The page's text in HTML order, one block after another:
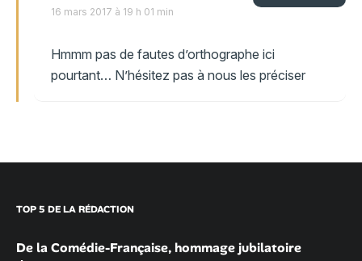
16 mars 2017 à 19 h 01 min
Hmmm pas de fautes d’orthographe ici
pourtant… N’hésitez pas à nous les préciser
TOP 5 DE LA RÉDACTION
De la Comédie-Française, hommage jubilatoire